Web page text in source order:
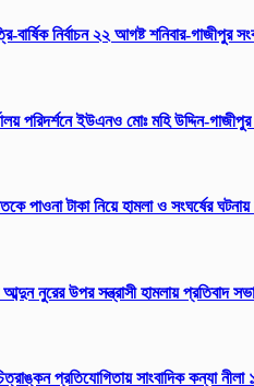
নির্বাচন ২২ আগষ্ট শনিবার-গাজীপুর
পরিদর্শনে ইউএনও মোঃ মহি উদ্দিন-গাজীপুর
পাওনা টাকা নিয়ে হামলা ও সংঘর্ষের
নুরের উপর সন্ত্রাসী হামলায় প্রতিবাদ
প্রতিযোগিতায় সাংবাদিক কন্যা নীলা